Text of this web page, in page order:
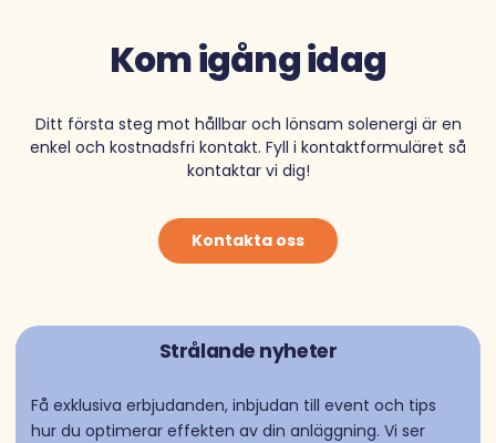
Kom igång idag
Ditt första steg mot hållbar och lönsam solenergi är en
enkel och kostnadsfri kontakt. Fyll i kontaktformuläret så
kontaktar vi dig!
Kontakta oss
Strålande nyheter
Få exklusiva erbjudanden, inbjudan till event och tips
hur du optimerar effekten av din anläggning. Vi ser